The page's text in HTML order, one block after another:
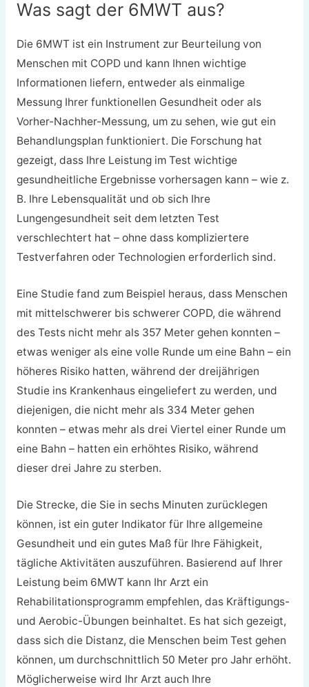
Was sagt der 6MWT aus?
Die 6MWT ist ein Instrument zur Beurteilung von
Menschen mit COPD und kann Ihnen wichtige
Informationen liefern, entweder als einmalige
Messung Ihrer funktionellen Gesundheit oder als
Vorher-Nachher-Messung, um zu sehen, wie gut ein
Behandlungsplan funktioniert. Die Forschung hat
gezeigt, dass Ihre Leistung im Test wichtige
gesundheitliche Ergebnisse vorhersagen kann – wie z.
B. Ihre Lebensqualität und ob sich Ihre
Lungengesundheit seit dem letzten Test
verschlechtert hat – ohne dass kompliziertere
Testverfahren oder Technologien erforderlich sind.
Eine Studie fand zum Beispiel heraus, dass Menschen
mit mittelschwerer bis schwerer COPD, die während
des Tests nicht mehr als 357 Meter gehen konnten –
etwas weniger als eine volle Runde um eine Bahn – ein
höheres Risiko hatten, während der dreijährigen
Studie ins Krankenhaus eingeliefert zu werden, und
diejenigen, die nicht mehr als 334 Meter gehen
konnten – etwas mehr als drei Viertel einer Runde um
eine Bahn – hatten ein erhöhtes Risiko, während
dieser drei Jahre zu sterben.
Die Strecke, die Sie in sechs Minuten zurücklegen
können, ist ein guter Indikator für Ihre allgemeine
Gesundheit und ein gutes Maß für Ihre Fähigkeit,
tägliche Aktivitäten auszuführen. Basierend auf Ihrer
Leistung beim 6MWT kann Ihr Arzt ein
Rehabilitationsprogramm empfehlen, das Kräftigungs-
und Aerobic-Übungen beinhaltet. Es hat sich gezeigt,
dass sich die Distanz, die Menschen beim Test gehen
können, um durchschnittlich 50 Meter pro Jahr erhöht.
Möglicherweise wird Ihr Arzt auch Ihre